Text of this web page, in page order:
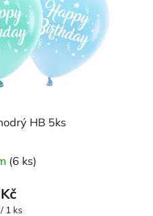
HB 5ks
(6 ks)
1 ks